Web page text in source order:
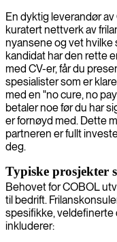
En dyktig leverandør
kuratert nettverk av
nyansene og vet hvilke
kandidat har den rette
med CV-er, får du
spesialister som er
med en "no cure, no
betaler noe før du har
er fornøyd med. Dette
partneren er fullt
deg.
Typiske prosjekter
Behovet for COBOL
til bedrift.
spesifikke, veldefinerte
inkluderer: